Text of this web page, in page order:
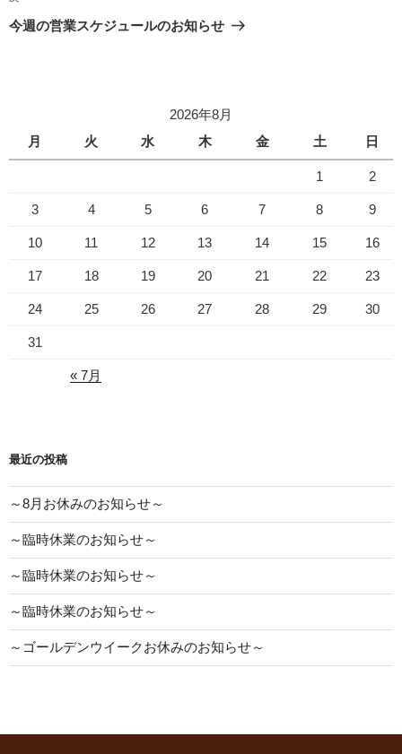
ゲ
の
今週の営業スケジュールのお知らせ
2026年8月
月
火 水 木 金 土 日
1 2
3 4 5 6 7 8 9
10 11 12 13 14 15 16
17 18 19 20 21 22 23
24 25 26 27 28 29 30
31
« 7月
最近の投稿
～8月お休みのお知らせ～
～臨時休業のお知らせ～
～臨時休業のお知らせ～
～臨時休業のお知らせ～
～ゴールデンウイークお休みのお知らせ～